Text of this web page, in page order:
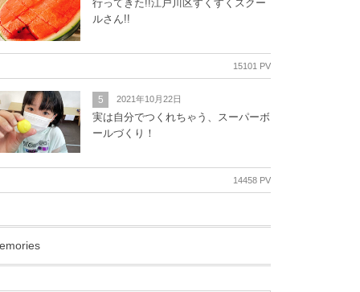
行ってきた!!江戸川区すくすくスクー
ルさん!!
15101 PV
5 2021年10月22日
実は自分でつくれちゃう、スーパーボ
ールづくり！
14458 PV